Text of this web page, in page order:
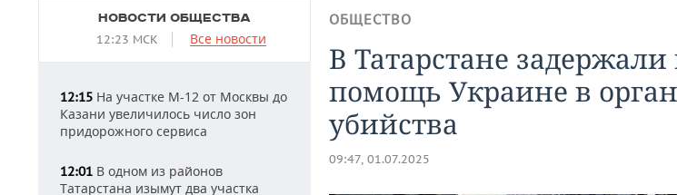
НОВОСТИ ОБЩЕСТВА
12:23 МСК Все новости
12:15 На участке М-12 от Москвы до
Казани увеличилось число зон
придорожного сервиса
12:01 В одном из районов
Татарстана изымут два участка
ОБЩЕСТВО
В Татарстане
помощь Украине в
убийства
09:47, 01.07.2025